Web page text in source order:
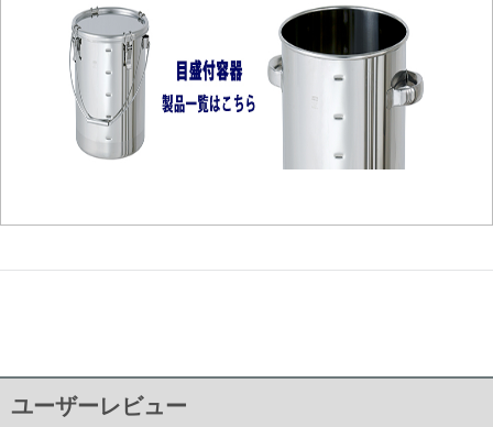
ユーザーレビュー